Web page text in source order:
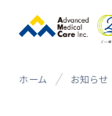
ホーム お知らせ